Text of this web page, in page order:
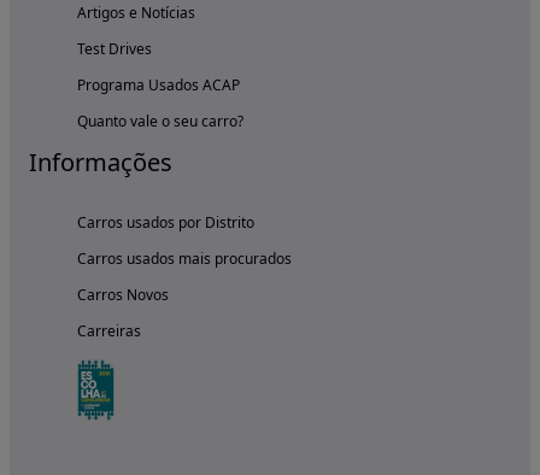
Artigos e Notícias
Test Drives
Programa Usados ACAP
Quanto vale o seu carro?
Informações
Carros usados por Distrito
Carros usados mais procurados
Carros Novos
Carreiras